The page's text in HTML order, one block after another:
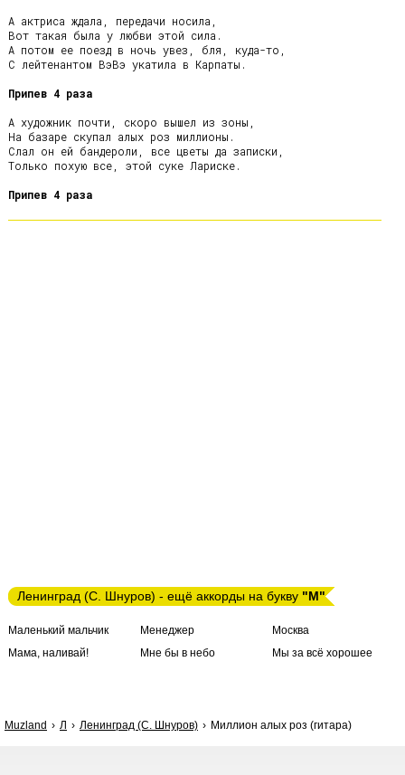
А актриса ждала, передачи носила,
Вот такая была у любви этой сила.
А потом ее поезд в ночь увез, бля, куда-то,
С лейтенантом ВэВэ укатила в Карпаты.
Припев 4 раза
А художник почти, скоро вышел из зоны,
На базаре скупал алых роз миллионы.
Слал он ей бандероли, все цветы да записки,
Только похую все, этой суке Лариске.
Припев 4 раза
Ленинград (С. Шнуров) - ещё аккорды на букву "М"
Маленький мальчик
Мама, наливай!
Менеджер
Мне бы в небо
Москва
Мы за всё хорошее
Muzland Л Ленинград (С. Шнуров) Миллион алых роз (гитара)